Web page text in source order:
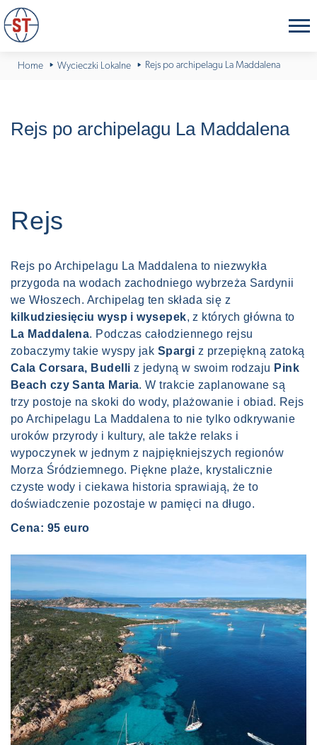
Home Wycieczki Lokalne Rejs po archipelagu La Maddalena
Rejs po archipelagu La Maddalena
Rejs
Rejs po Archipelagu La Maddalena to niezwykła
przygoda na wodach zachodniego wybrzeża Sardynii
we Włoszech. Archipelag ten składa się z
kilkudziesięciu wysp i wysepek, z których główna to
La Maddalena. Podczas całodziennego rejsu
zobaczymy takie wyspy jak Spargi z przepiękną zatoką
Cala Corsara, Budelli z jedyną w swoim rodzaju Pink
Beach czy Santa Maria. W trakcie zaplanowane są
trzy postoje na skoki do wody, plażowanie i obiad. Rejs
po Archipelagu La Maddalena to nie tylko odkrywanie
uroków przyrody i kultury, ale także relaks i
wypoczynek w jednym z najpiękniejszych regionów
Morza Śródziemnego. Piękne plaże, krystalicznie
czyste wody i ciekawa historia sprawiają, że to
doświadczenie pozostaje w pamięci na długo.
Cena: 95 euro